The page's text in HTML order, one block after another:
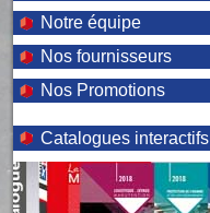
Notre équipe
Nos fournisseurs
Nos Promotions
Catalogues interactifs